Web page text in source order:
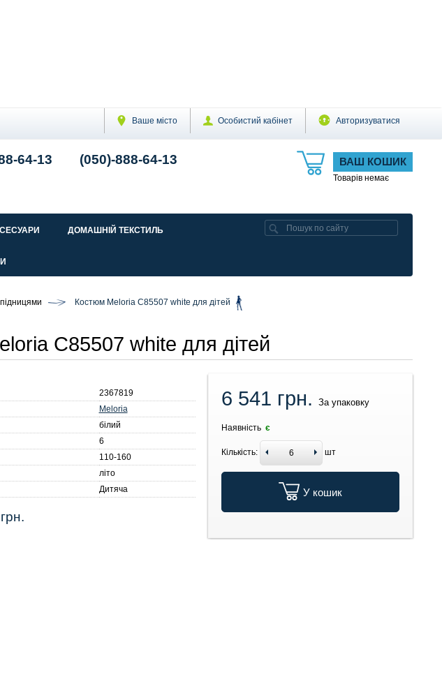
Ваше місто Особистий кабінет Авторизуватися
ВАШ КОШИК
Товарів немає
64-13 (050)-888-64-13
ДОМАШНІЙ ТЕКСТИЛЬ
Костюм Meloria C85507 white для дітей
C85507 white для дітей
2367819
Meloria
білий
6
110-160
літо
Дитяча
6 541 грн.За упаковку
Наявність є
Кількість: шт
У кошик